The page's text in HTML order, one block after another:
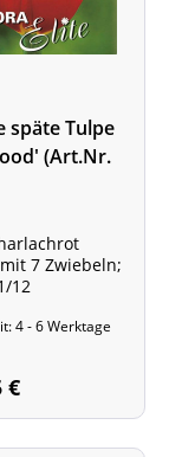
späte Tulpe
(Art.Nr.
7 Zwiebeln;
12
4 - 6 Werktage
€